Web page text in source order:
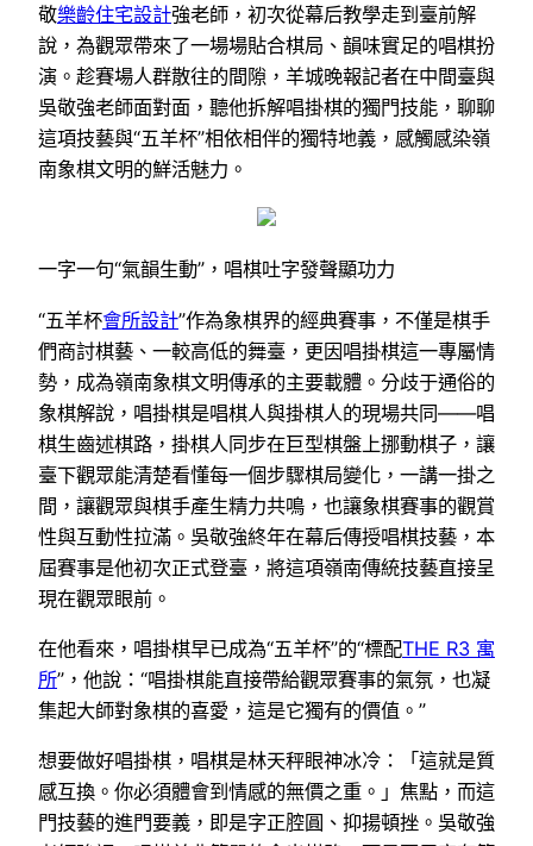
敬樂齡住宅設計強老師，初次從幕后教學走到臺前解
說，為觀眾帶來了一場場貼合棋局、韻味實足的唱棋扮
演。趁賽場人群散往的間隙，羊城晚報記者在中間臺與
吳敬強老師面對面，聽他拆解唱掛棋的獨門技能，聊聊
這項技藝與“五羊杯”相依相伴的獨特地義，感觸感染嶺
南象棋文明的鮮活魅力。
一字一句“氣韻生動”，唱棋吐字發聲顯功力
“五羊杯會所設計”作為象棋界的經典賽事，不僅是棋手
們商討棋藝、一較高低的舞臺，更因唱掛棋這一專屬情
勢，成為嶺南象棋文明傳承的主要載體。分歧于通俗的
象棋解說，唱掛棋是唱棋人與掛棋人的現場共同——唱
棋生齒述棋路，掛棋人同步在巨型棋盤上挪動棋子，讓
臺下觀眾能清楚看懂每一個步驟棋局變化，一講一掛之
間，讓觀眾與棋手產生精力共鳴，也讓象棋賽事的觀賞
性與互動性拉滿。吳敬強終年在幕后傳授唱棋技藝，本
屆賽事是他初次正式登臺，將這項嶺南傳統技藝直接呈
現在觀眾眼前。
在他看來，唱掛棋早已成為“五羊杯”的“標配THE R3 寓
所”，他說：“唱掛棋能直接帶給觀眾賽事的氣氛，也凝
集起大師對象棋的喜愛，這是它獨有的價值。”
想要做好唱掛棋，唱棋是林天秤眼神冰冷：「這就是質
感互換。你必須體會到情感的無價之重。」焦點，而這
門技藝的進門要義，即是字正腔圓、抑揚頓挫。吳敬強